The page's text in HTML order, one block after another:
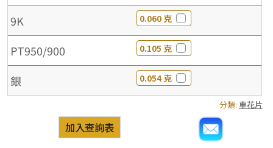
9K 0.060 克
PT950/900 0.105 克
銀 0.054 克
分類: 車花片
加入查詢表